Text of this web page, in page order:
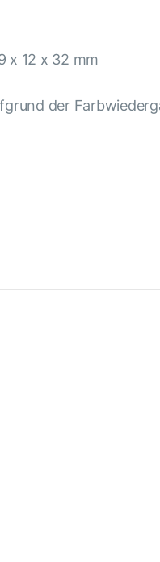
x 12 x 32 mm
der